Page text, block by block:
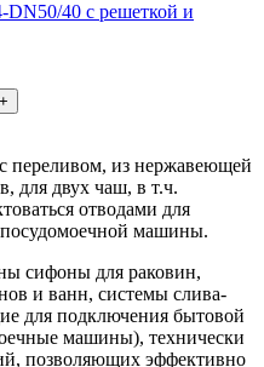
40 с решеткой и
+
переливом, из нержавеющей
для двух чаш, в т.ч.
отводами для
машины.
сифоны для раковин,
и ванн, системы слива-
для подключения бытовой
машины), технически
позволяющих эффективно